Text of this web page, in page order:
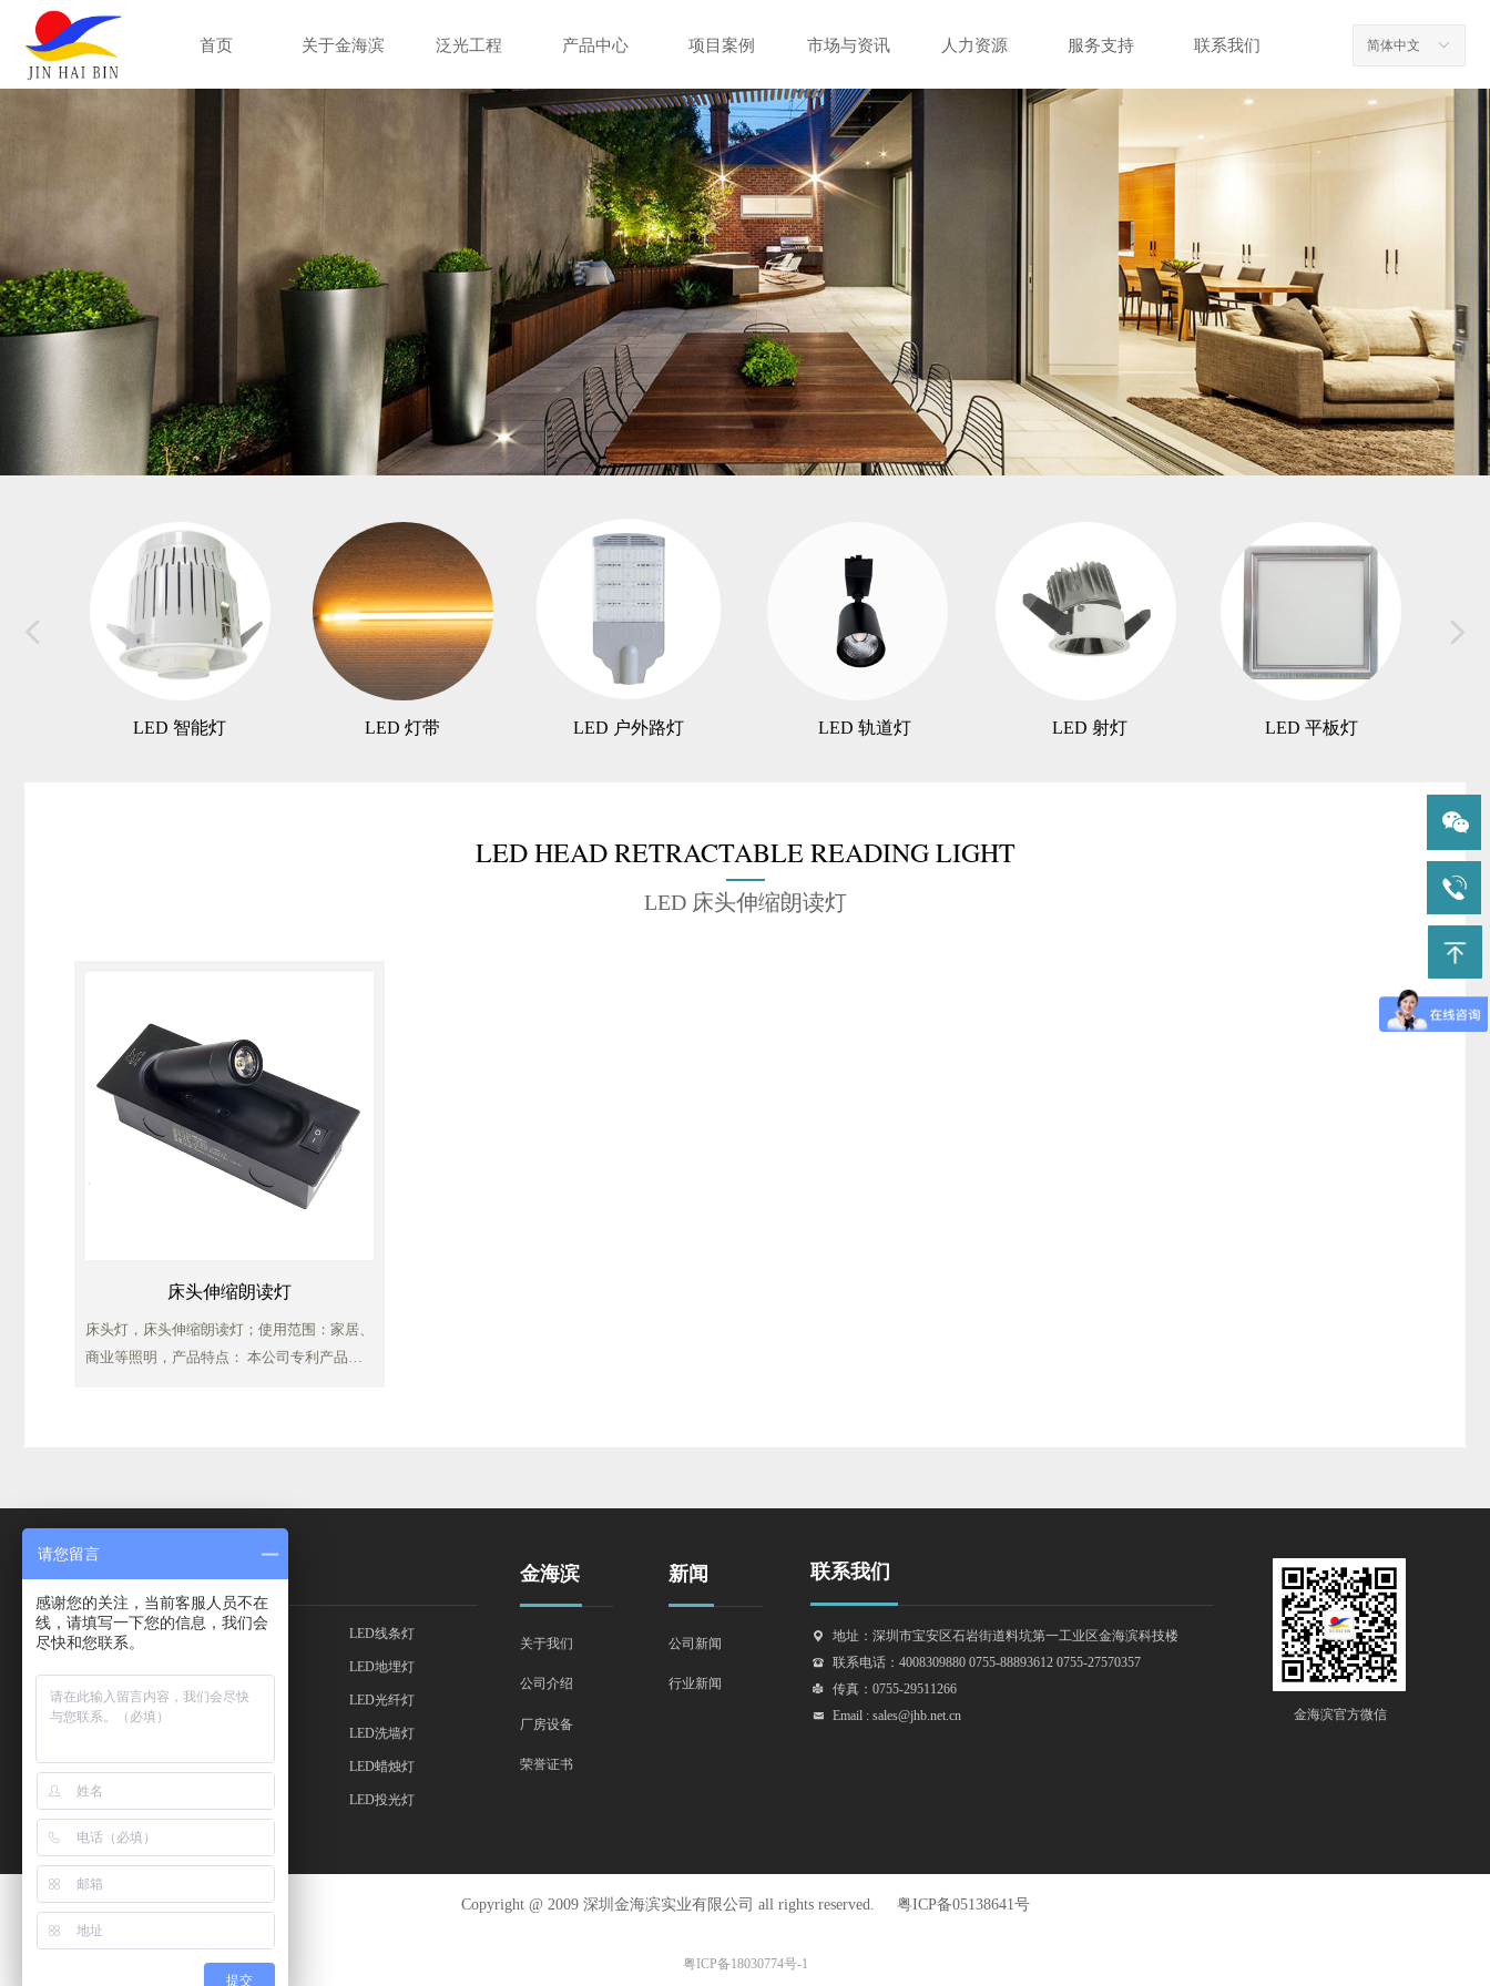
首页 关于金海滨 泛光工程 产品中心 项目案例 市场与资讯 人力资源 服务支持 联系我们 ꀅ
简体中文
LED 智能灯 LED 灯带 LED 户外路灯 LED 轨道灯 LED 射灯 LED 平板灯
넳 넲
LED HEAD RETRACTABLE READING LIGHT
LED 床头伸缩朗读灯
床头伸缩朗读灯
床头灯，床头伸缩朗读灯；使用范围：家居、
商业等照明，产品特点： 本公司专利产品、
LED灯带
LED筒灯
LED灯管
LED灯珠
LED线条灯
LED地埋灯
LED光纤灯
LED洗墙灯
LED蜡烛灯
LED投光灯
LED智能灯
LED吸顶灯
LED轨道灯
产品中心 金海滨
关于我们
公司介绍
厂房设备
荣誉证书
新闻
公司新闻
行业新闻
联系我们
地址：深圳市宝安区石岩街道料坑第一工业区金海滨科技楼
联系电话：4008309880 0755-88893612 0755-27570357
传真：0755-29511266
Email : sales@jhb.net.cn
끇
뀰
넔
낂 金海滨官方微信
Copyright @ 2009 深圳金海滨实业有限公司 all rights reserved. 粤ICP备05138641号
粤ICP备18030774号-1
请您留言
感谢您的关注，当前客服人员不在
线，请填写一下您的信息，我们会
尽快和您联系。
提交